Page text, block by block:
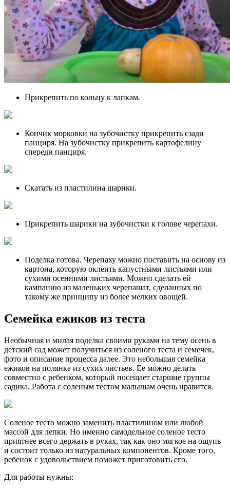
Прикрепить по кольцу к лапкам.
Кончик морковки на зубочистку прикрепить сзади
панциря. На зубочистку прикрепить картофелину
спереди панциря.
Скатать из пластилина шарики.
Прикрепить шарики на зубочистки к голове черепахи.
Поделка готова. Черепаху можно поставить на основу из
картона, которую оклеить капустными листьями или
сухими осенними листьями. Можно сделать ей
кампанию из маленьких черепашат, сделанных по
такому же принципу из более мелких овощей.
Семейка ежиков из теста
Необычная и милая поделка своими руками на тему осень в
детский сад может получиться из соленого теста и семечек,
фото и описание процесса далее. Это небольшая семейка
ежиков на полянке из сухих листьев. Ее можно делать
совместно с ребенком, который посещает старшие группы
садика. Работа с соленым тестом малышам очень нравится.
Соленое тесто можно заменить пластилином или любой
массой для лепки. Но именно самодельное соленое тесто
приятнее всего держать в руках, так как оно мягкое на ощупь
и состоит только из натуральных компонентов. Кроме того,
ребенок с удовольствием поможет приготовить его.
Для работы нужны: